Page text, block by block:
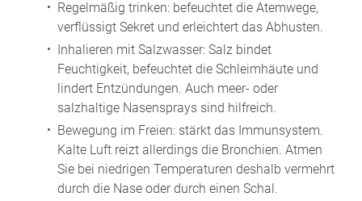
Regelmäßig trinken: befeuchtet die Atemwege,
verflüssigt Sekret und erleichtert das Abhusten.
Inhalieren mit Salzwasser: Salz bindet
Feuchtigkeit, befeuchtet die Schleimhäute und
lindert Entzündungen. Auch meer- oder
salzhaltige Nasensprays sind hilfreich.
Bewegung im Freien: stärkt das Immunsystem.
Kalte Luft reizt allerdings die Bronchien. Atmen
Sie bei niedrigen Temperaturen deshalb vermehrt
durch die Nase oder durch einen Schal.